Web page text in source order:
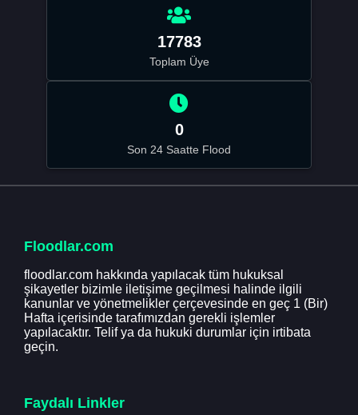
17783
Toplam Üye
0
Son 24 Saatte Flood
Floodlar.com
floodlar.com hakkında yapılacak tüm hukuksal
şikayetler bizimle iletişime geçilmesi halinde ilgili
kanunlar ve yönetmelikler çerçevesinde en geç 1 (Bir)
Hafta içerisinde tarafımızdan gerekli işlemler
yapılacaktır. Telif ya da hukuki durumlar için irtibata
geçin.
Faydalı Linkler